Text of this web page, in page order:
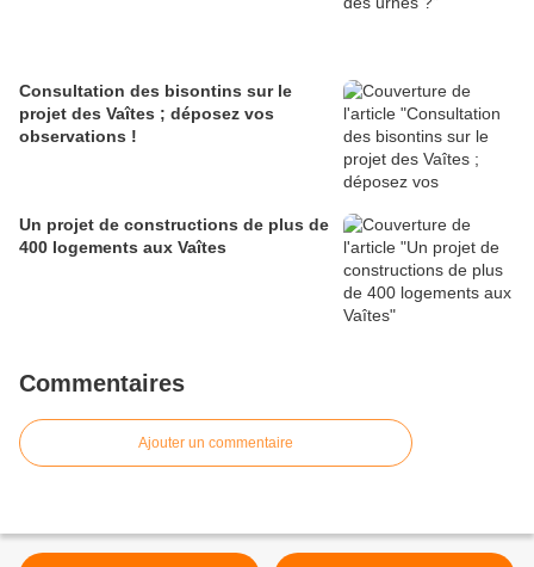
Consultation des bisontins sur le
projet des Vaîtes ; déposez vos
observations !
Un projet de constructions de plus de
400 logements aux Vaîtes
Commentaires
Ajouter un commentaire